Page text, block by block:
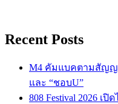
Recent Posts
M4 คัมแบคตามสัญญ
และ “ชอบU”
808 Festival 2026 เ